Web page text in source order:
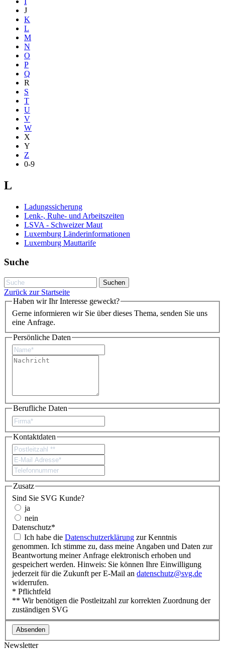
J
K
L
M
N
O
P
Q
R
S
T
U
V
W
X
Y
Z
0-9
L
Ladungssicherung
Lenk-, Ruhe- und Arbeitszeiten
LSVA - Schweizer Maut
Luxemburg Länderinformationen
Luxemburg Mauttarife
Suche
Zurück zur Startseite
Haben wir Ihr Interesse geweckt?
Gerne informieren wir Sie über dieses Thema, senden Sie uns
eine Anfrage.
Persönliche Daten
Berufliche Daten
Kontaktdaten
Zusatz
Sind Sie SVG Kunde?
ja
nein
Datenschutz*
Ich habe die Datenschutzerklärung zur Kenntnis
genommen. Ich stimme zu, dass meine Angaben und Daten zur
Beantwortung meiner Anfrage elektronisch erhoben und
gespeichert werden. Hinweis: Sie können Ihre Einwilligung
jederzeit für die Zukunft per E-Mail an datenschutz@svg.de
widerrufen.
* Pflichtfeld
** Wir benötigen die Postleitzahl zur korrekten Zuordnung der
zuständigen SVG
Newsletter